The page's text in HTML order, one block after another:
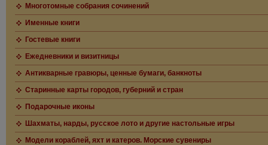
Многотомные собрания сочинений
Именные книги
Гостевые книги
Ежедневники и визитницы
Антикварные гравюры, ценные бумаги, банкноты
Старинные карты городов, губерний и стран
Подарочные иконы
Шахматы, нарды, русское лото и другие настольные игры
Модели кораблей, яхт и катеров. Морские сувениры